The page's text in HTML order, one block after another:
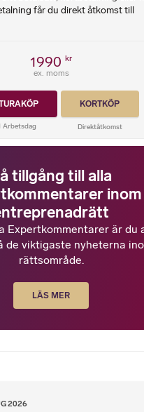
får du direkt åtkomst till
1990 kr
ex. moms
KORTKÖP
tillgång till alla
inom
Expertkommentarer är du
de viktigaste nyheterna
rättsområde.
LÄS MER
2026